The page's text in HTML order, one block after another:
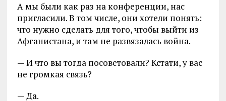
А мы были как раз на конференции, нас
пригласили. В том числе, они хотели понять:
что нужно сделать для того, чтобы выйти из
Афганистана, и там не развязалась война.
— И что вы тогда посоветовали? Кстати, у вас
не громкая связь?
— Да.